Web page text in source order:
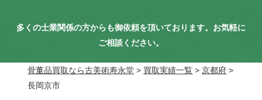
多くの士業関係の方からも御依頼を頂いております。お気軽に
ご相談ください。
骨董品買取なら古美術寿永堂 > 買取実績一覧 >京都府 >
長岡京市